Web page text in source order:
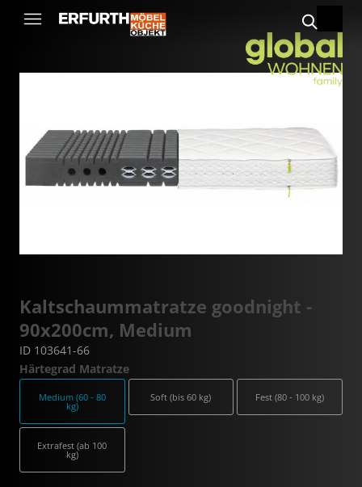
Kaltschaummatratze goodnight -
90x200cm, Medium
ID 103641-66
Härtegrad Matratze
Medium (60 - 80
kg)
Soft (bis 60 kg) Fest (80 - 100 kg)
Extrafest (ab 100
kg)